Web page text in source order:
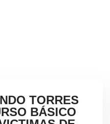
TORRES
BÁSICO